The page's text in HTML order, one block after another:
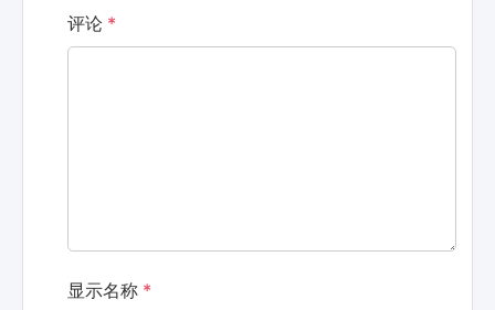
评论 *
显示名称 *